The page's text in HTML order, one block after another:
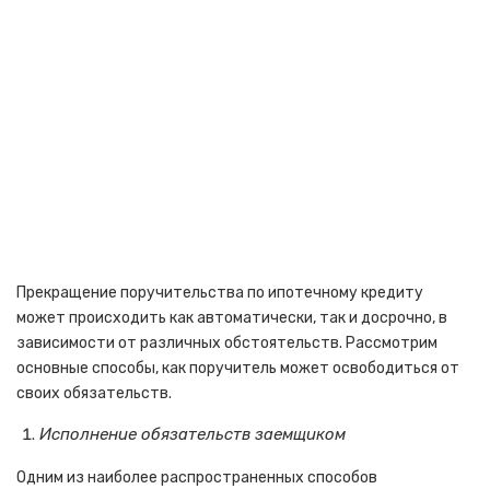
Прекращение поручительства по ипотечному кредиту
может происходить как автоматически, так и досрочно, в
зависимости от различных обстоятельств. Рассмотрим
основные способы, как поручитель может освободиться от
своих обязательств.
Исполнение обязательств заемщиком
Одним из наиболее распространенных способов